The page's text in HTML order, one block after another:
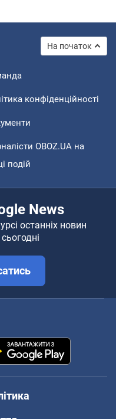
На початок
конфіденційності
OBOZ.UA на
подій
News
останніх новин